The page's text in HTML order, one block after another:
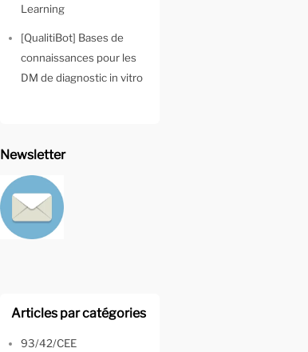
Learning
[QualitiBot] Bases de
connaissances pour les
DM de diagnostic in vitro
Newsletter
Articles par catégories
93/42/CEE